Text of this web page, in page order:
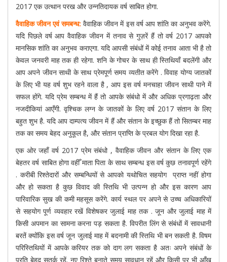
2017 एक उत्थान परख और उन्नतिदायक वर्ष साबित होगा.
वैवाहिक जीवन एवं समबन्ध:वैवाहिक जीवन में इस वर्ष आप शांति का अनुभव करेंगे.
यदि पिछले वर्ष आप वैवाहिक जीवन में तनाव से गुज़रें हैं तो वर्ष 2017 आपको
मानसिक शांति का अनुभव कराएगा. यदि आपसी संबंधों में कोई तनाव आता भी है तो
केवल जनवरी माह तक ही रहेगा. शनि के गोचर के साथ ही स्तिथियाँ बदलेंगी और
आप अपने जीवन साथी के साथ प्रेमपूर्ण समय व्यतीत करेंगे . विवाह योग्य जातकों
के लिए भी यह वर्ष शुभ रहने वाला है , आप इस वर्ष मनचाहा जीवन साथी पाने में
सफल होंगे. यदि प्रेम सम्बन्ध में हैं तो आपके संबंधो में और अधिक प्रगाढ़ता और
नजदीकियां आएँगी. वृश्चिक लग्न के जातकों के लिए वर्ष 2017 संतान के लिए
बहुत शुभ है. यदि आप दाम्पत्य जीवन में हैं और संतान के इच्छुक हैं तो सितम्बर माह
तक का समय बेहद अनुकूल है, और संतान प्राप्ति के प्रबल योग दिखा रहा है.
एक ओर जहाँ वर्ष 2017 प्रेम संबंधो , वैवाहिक जीवन और संतान के लिए एक
बेहतर वर्ष साबित होगा वहीँ माता पिता के साथ सम्बन्ध इस वर्ष कुछ तनावपूर्ण रहेंगे
. करीबी रिश्तेदारों और सम्बन्धियों से आपको यथोचित सहयोग प्राप्त नहीं होगा
और हो सकता है कुछ विवाद की स्तिथि भी उत्पन्न हो और इस कारण आप
पारिवारिक सुख की कमी महसूस करेंगे. कार्य स्थल पर अपने से उच्च अधिकारियों
से सहयोग पूर्ण व्यवहार रखें विशेषकर जुलाई माह तक . जून और जुलाई माह में
किसी अपमान का सामना करना पड़ सकता है. विपरीत लिंग से संबंधों में सावधानी
बरतें क्योंकि इस वर्ष जून जुलाई माह में बदनामी की स्तिथि भी बन सकती है. विषम
परिस्तिथियों में आपके करियर तक को दाग लग सकता है अतः अपने संबंधों के
प्रति बेहद सतर्क रहें. नए रिश्ते बनाते समय सावधान रहें और किसी पर भी आँख